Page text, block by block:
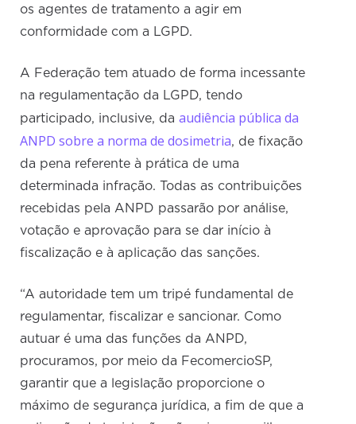
os agentes de tratamento a agir em
conformidade com a LGPD.
A Federação tem atuado de forma incessante
na regulamentação da LGPD, tendo
participado, inclusive, daaudiência pública da
ANPD sobre a norma de dosimetria, de fixação
da pena referente à prática de uma
determinada infração. Todas as contribuições
recebidas pela ANPD passarão por análise,
votação e aprovação para se dar início à
fiscalização e à aplicação das sanções.
“A autoridade tem um tripé fundamental de
regulamentar, fiscalizar e sancionar. Como
autuar é uma das funções da ANPD,
procuramos, por meio da FecomercioSP,
garantir que a legislação proporcione o
máximo de segurança jurídica, a fim de que a